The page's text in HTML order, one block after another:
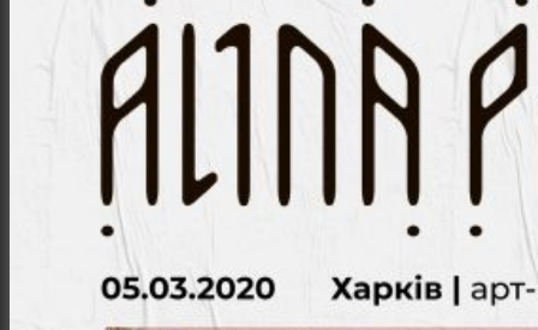
Заклади